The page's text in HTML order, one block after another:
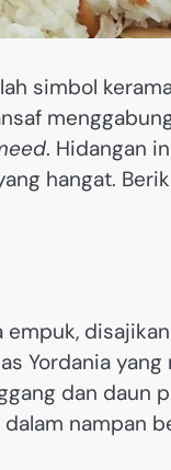
simbol
. Hidangan
hangat.
Yordania yang
dan daun
nampan